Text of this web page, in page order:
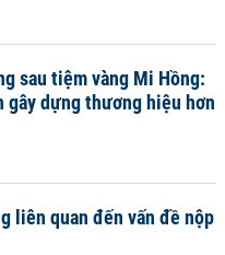
sau tiệm vàng Mi Hồng:
dựng thương hiệu hơn
liên quan đến vấn đề nộp